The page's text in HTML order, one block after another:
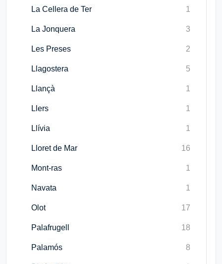
La Cellera de Ter 1
La Jonquera 3
Les Preses 2
Llagostera 5
Llançà 1
Llers 1
Llívia 1
Lloret de Mar 16
Mont-ras 1
Navata 1
Olot 17
Palafrugell 18
Palamós 8